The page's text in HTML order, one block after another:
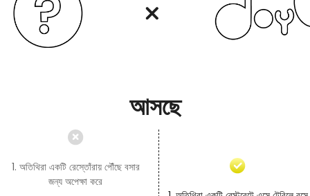
আসছে
1. অতিথিরা একটি রেস্তোঁরায় পৌঁছে বসার
জন্য অপেক্ষা করে